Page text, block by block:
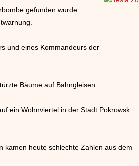
gefunden wurde.
und eines Kommandeurs der
Bäume auf Bahngleisen.
ein Wohnviertel in der Stadt Pokrowsk
kamen heute schlechte Zahlen aus dem